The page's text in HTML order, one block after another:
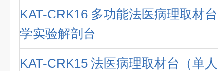
KAT-CRK16 多功能法医病理取材
学实验解剖台
KAT-CRK15 法医病理取材台（单